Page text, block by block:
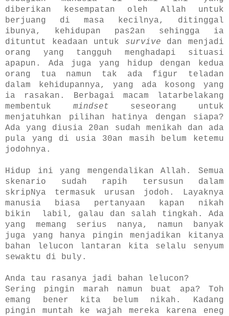
diberikan kesempatan oleh Allah untuk
berjuang di masa kecilnya, ditinggal
ibunya, kehidupan pas2an sehingga ia
dituntut keadaan untuk survive dan menjadi
orang yang tangguh menghadapi situasi
apapun. Ada juga yang hidup dengan kedua
orang tua namun tak ada figur teladan
dalam kehidupannya, yang ada kosong yang
ia rasakan. Berbagai macam latarbelakang
membentuk mindset seseorang untuk
menjatuhkan pilihan hatinya dengan siapa?
Ada yang diusia 20an sudah menikah dan ada
pula yang di usia 30an masih belum ketemu
jodohnya.
Hidup ini yang mengendalikan Allah. Semua
skenario sudah rapih tersusun dalam
skripNya termasuk urusan jodoh. Layaknya
manusia biasa pertanyaan kapan nikah
bikin labil, galau dan salah tingkah. Ada
yang memang serius nanya, namun banyak
juga yang hanya pingin menjadikan kitanya
bahan lelucon lantaran kita selalu senyum
sewaktu di buly.
Anda tau rasanya jadi bahan lelucon?
Sering pingin marah namun buat apa? Toh
emang bener kita belum nikah. Kadang
pingin muntah ke wajah mereka karena eneg